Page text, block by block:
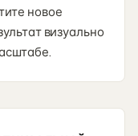
новое
визуально